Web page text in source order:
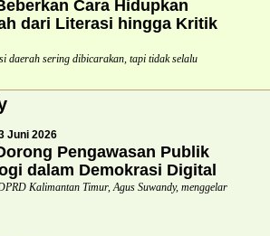
Cara Hidupkan
dari Literasi hingga Kritik
daerah sering dibicarakan, tapi tidak selalu
Juni 2026
Pengawasan Publik
dalam Demokrasi Digital
Kalimantan Timur, Agus Suwandy, menggelar